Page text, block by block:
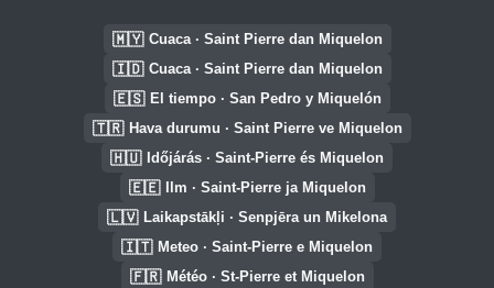
🇲🇾 Cuaca · Saint Pierre dan Miquelon
🇮🇩 Cuaca · Saint Pierre dan Miquelon
🇪🇸 El tiempo · San Pedro y Miquelón
🇹🇷 Hava durumu · Saint Pierre ve Miquelon
🇭🇺 Időjárás · Saint-Pierre és Miquelon
🇪🇪 Ilm · Saint-Pierre ja Miquelon
🇱🇻 Laikapstākļi · Senpjēra un Mikelona
🇮🇹 Meteo · Saint-Pierre e Miquelon
🇫🇷 Météo · St-Pierre et Miquelon